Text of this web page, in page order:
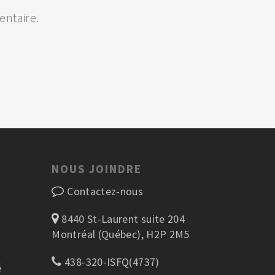
NOUS JOINDRE
Contactez-nous
8440 St-Laurent suite 204
Montréal (Québec), H2P 2M5
438-320-ISFQ(4737)